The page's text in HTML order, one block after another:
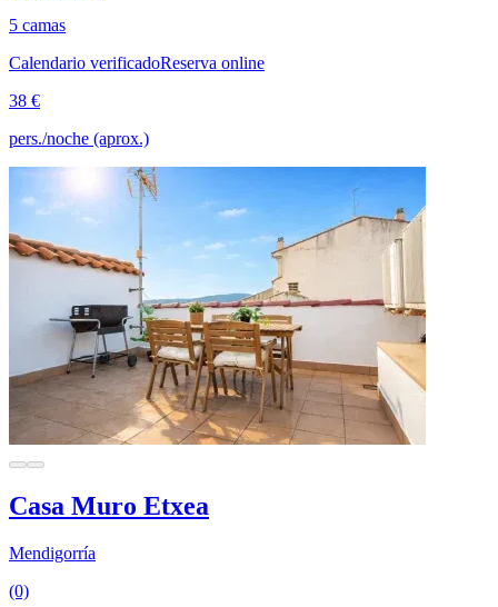
5 camas
Calendario verificadoReserva online
38 €
pers./noche (aprox.)
Casa Muro Etxea
Mendigorría
(0)